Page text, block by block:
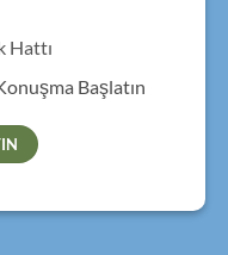
Hattı
Başlatın